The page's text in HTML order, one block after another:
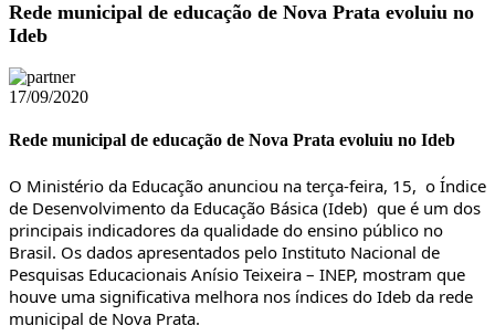
Rede municipal de educação de Nova Prata evoluiu no
Ideb
17/09/2020
Rede municipal de educação de Nova Prata evoluiu no Ideb
O Ministério da Educação anunciou na terça-feira, 15,  o Índice
de Desenvolvimento da Educação Básica (Ideb)  que é um dos
principais indicadores da qualidade do ensino público no
Brasil. Os dados apresentados pelo Instituto Nacional de
Pesquisas Educacionais Anísio Teixeira – INEP, mostram que
houve uma significativa melhora nos índices do Ideb da rede
municipal de Nova Prata.